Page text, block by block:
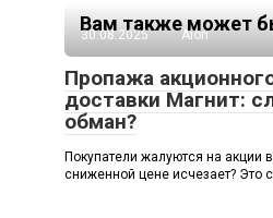
Вам также может
30.08.2025 Aion
Пропажа
доставки Магнит:
обман?
Покупатели жалуются на акции
сниженной цене исчезает? Это